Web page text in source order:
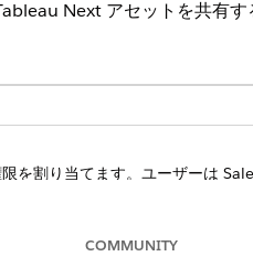
Next アセットを共有す
割り当てます。ユーザーは
COMMUNITY